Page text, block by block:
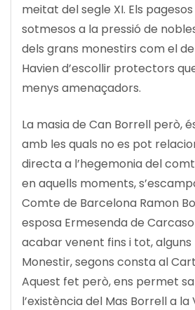
meitat del segle XI. Els
sotmesos a la pressió de
dels grans monestirs com el
Havien d’escollir protectors
menys amenaçadors.
La masia de Can Borrell però,
amb les quals no es pot
directa a l’hegemonia del
en aquells moments,
Comte de Barcelona Ramon
esposa Ermesenda de
acabar venent fins i tot,
Monestir, segons consta al
Aquest fet però, ens permet
l’existència del Mas Borrell a la